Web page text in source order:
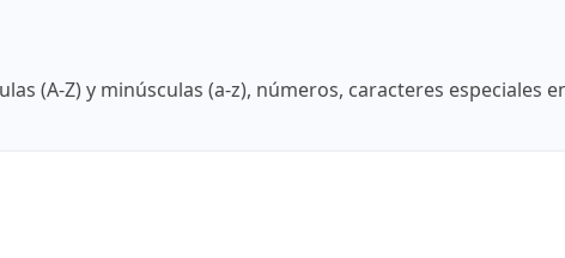
(A-Z) y minúsculas (a-z), números, caracteres especiales